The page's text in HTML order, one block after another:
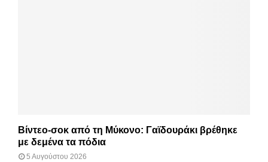
Βίντεο-σοκ από τη Μύκονο: Γαϊδουράκι βρέθηκε
με δεμένα τα πόδια
5 Αυγούστου 2026